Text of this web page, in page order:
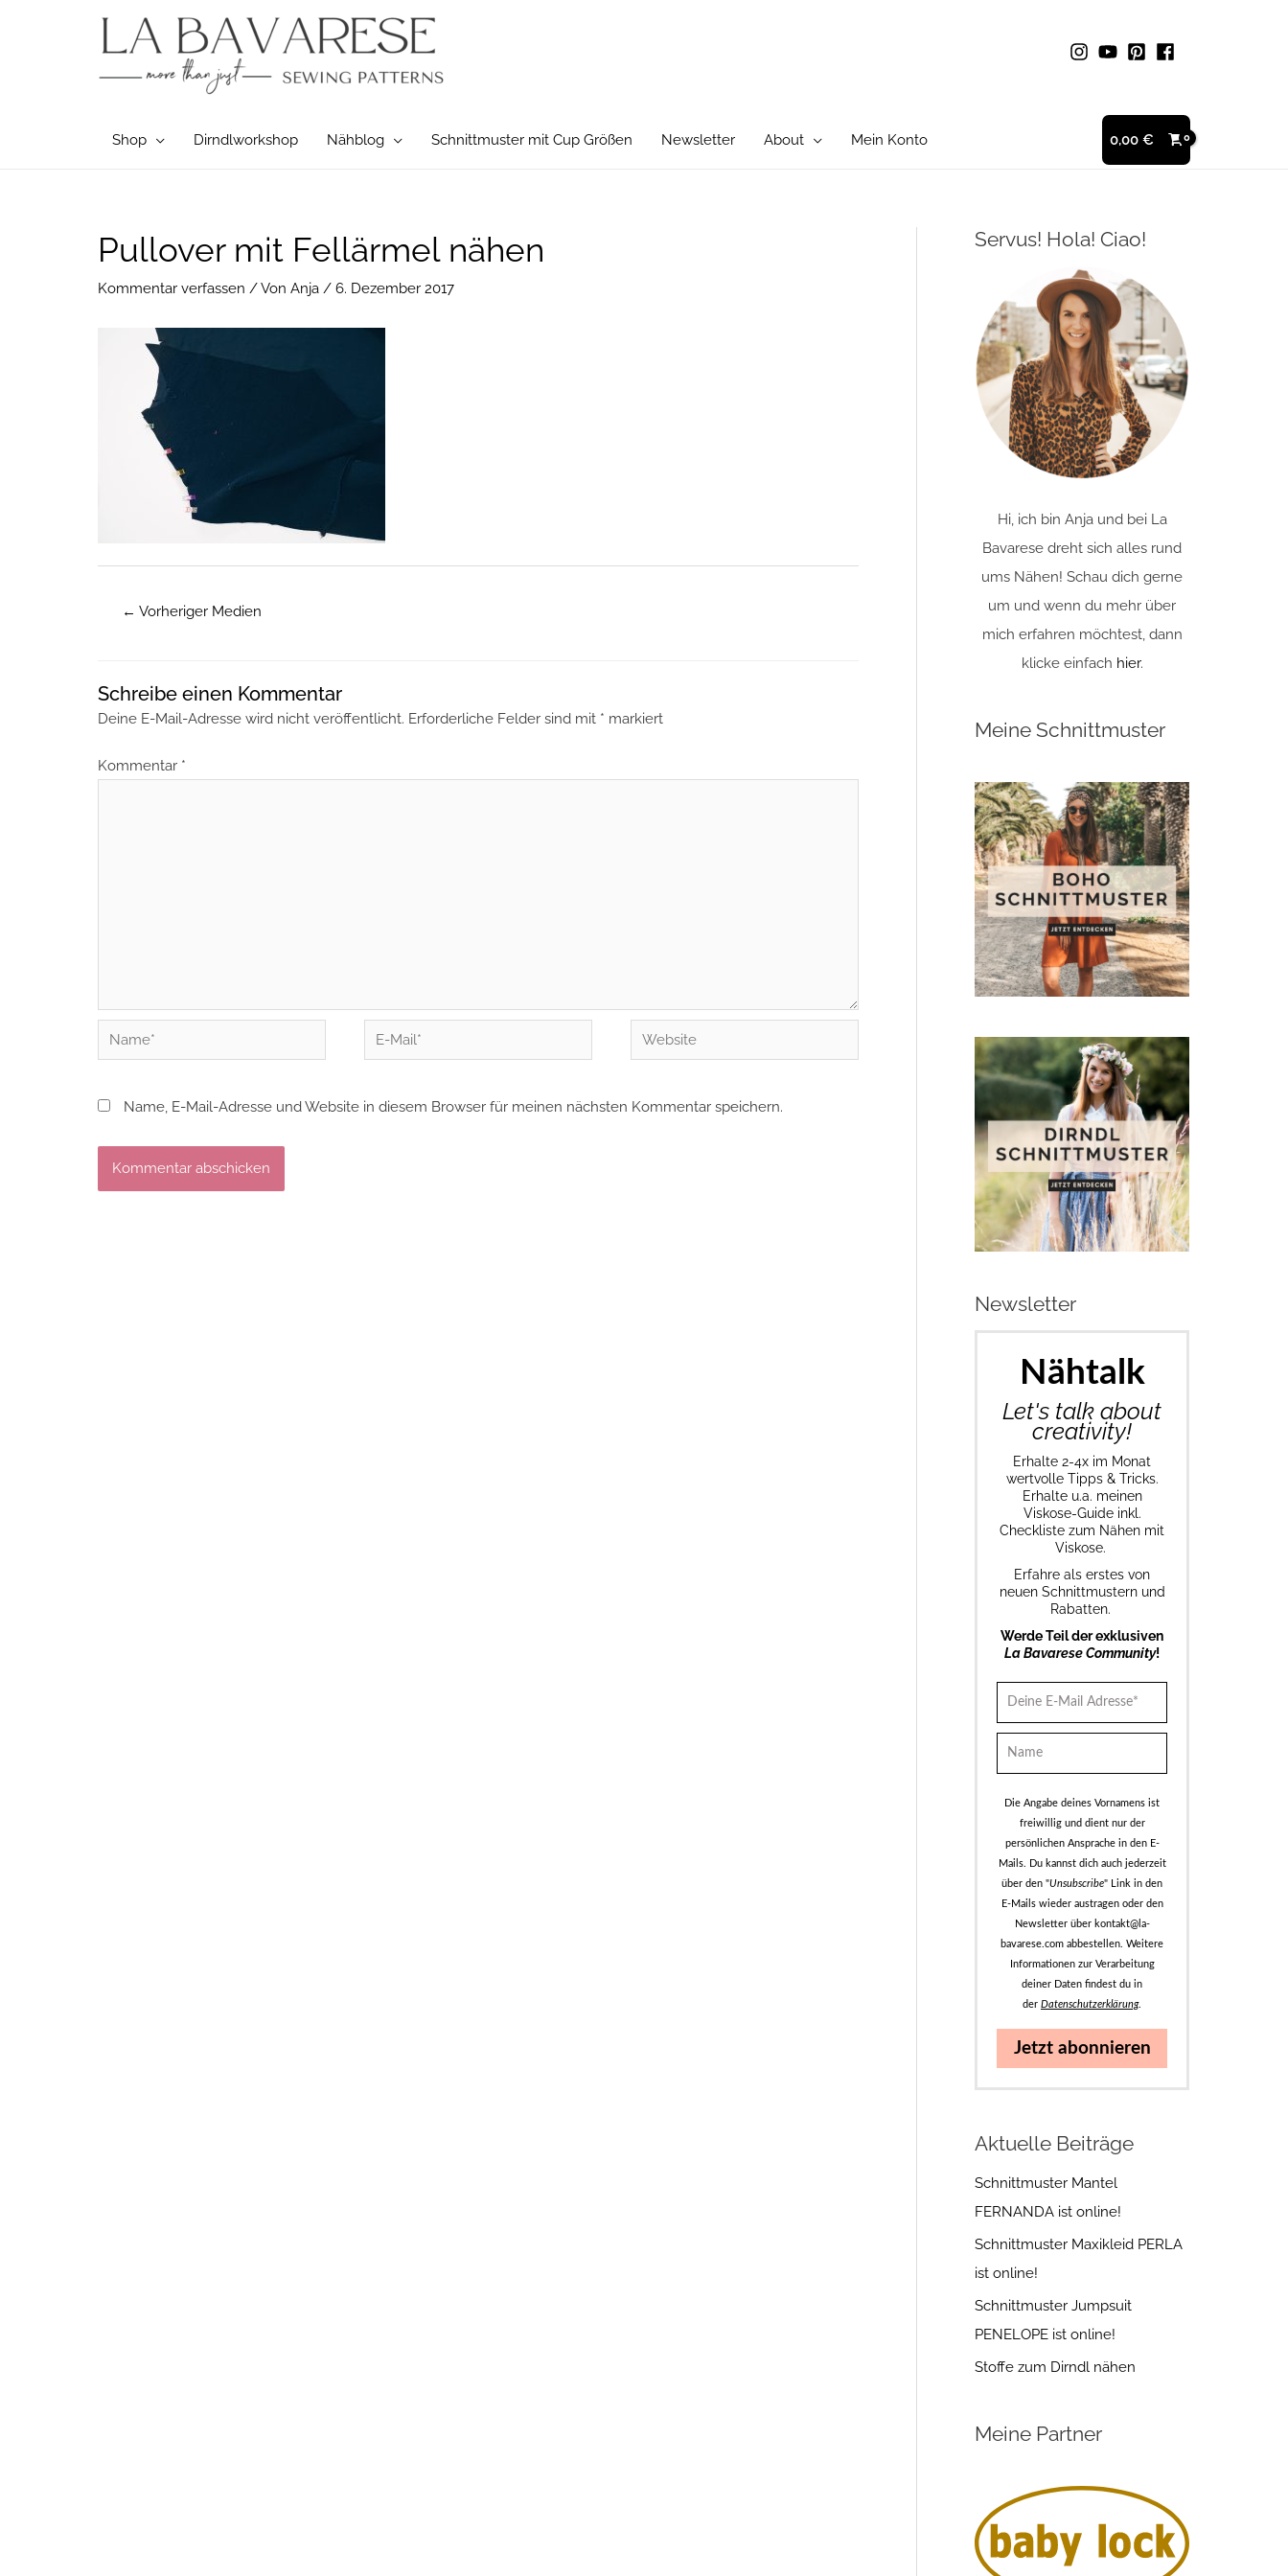
Shop Dirndlworkshop Nähblog Schnittmuster mit Cup Größen Newsletter About Mein Konto 0,00 €
Pullover mit Fellärmel nähen
Kommentar verfassen / Von Anja / 6. Dezember 2017
Post
navigation
← Vorheriger Medien
Schreibe einen Kommentar
Deine E-Mail-Adresse wird nicht veröffentlicht. Erforderliche Felder sind mit * markiert
Kommentar *
Name*
E-
Mail*
Website
Name, E-Mail-Adresse und Website in diesem Browser für meinen nächsten Kommentar speichern.
Servus! Hola! Ciao!
Hi, ich bin Anja und bei La
Bavarese dreht sich alles rund
ums Nähen! Schau dich gerne
um und wenn du mehr über
mich erfahren möchtest, dann
klicke einfach hier.
Meine Schnittmuster
Newsletter
Nähtalk
Let's talk about
creativity!
Erhalte 2-4x im Monat
wertvolle Tipps & Tricks.
Erhalte u.a. meinen
Viskose-Guide inkl.
Checkliste zum Nähen mit
Viskose.
Erfahre als erstes von
neuen Schnittmustern und
Rabatten.
Werde Teil der exklusiven
La Bavarese Community!
Die Angabe deines Vornamens ist
freiwillig und dient nur der
persönlichen Ansprache in den E-
Mails. Du kannst dich auch jederzeit
über den "Unsubscribe" Link in den
E-Mails wieder austragen oder den
Newsletter über kontakt@la-
bavarese.com abbestellen. Weitere
Informationen zur Verarbeitung
deiner Daten findest du in
der Datenschutzerklärung.
Jetzt abonnieren
Aktuelle Beiträge
Schnittmuster Mantel
FERNANDA ist online!
Schnittmuster Maxikleid PERLA
ist online!
Schnittmuster Jumpsuit
PENELOPE ist online!
Stoffe zum Dirndl nähen
Meine Partner